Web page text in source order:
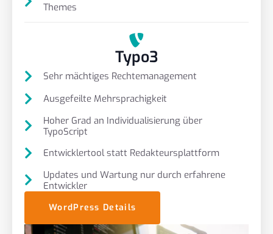
Themes
Typo3
Sehr mächtiges Rechtemanagement
Ausgefeilte Mehrsprachigkeit
Hoher Grad an Individualisierung über
TypoScript
Entwicklertool statt Redakteursplattform
Updates und Wartung nur durch erfahrene
Entwickler
WordPress Details